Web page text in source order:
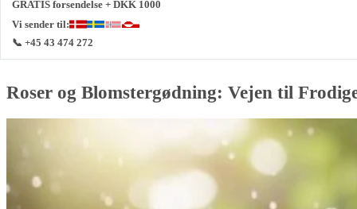
GRATIS forsendelse + DKK 1000
Vi sender til:
📞 +45 43 474 272
Roser og Blomstergødning: Vejen til